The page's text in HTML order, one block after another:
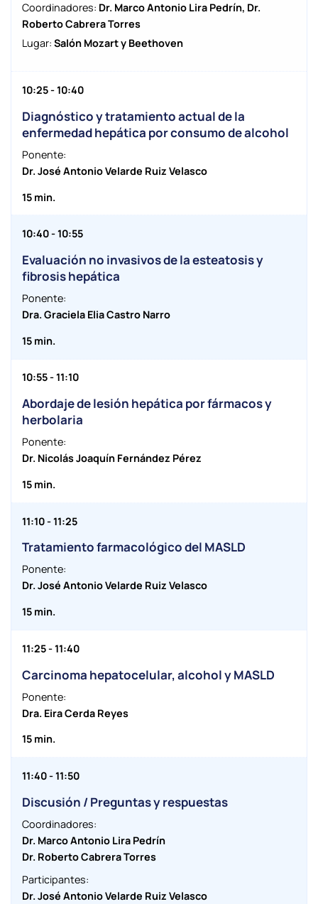
Coordinadores: Dr. Marco Antonio Lira Pedrín, Dr.
Roberto Cabrera Torres
Lugar: Salón Mozart y Beethoven
10:25 - 10:40
Diagnóstico y tratamiento actual de la
enfermedad hepática por consumo de alcohol
Ponente:
Dr. José Antonio Velarde Ruiz Velasco
15 min.
10:40 - 10:55
Evaluación no invasivos de la esteatosis y
fibrosis hepática
Ponente:
Dra. Graciela Elia Castro Narro
15 min.
10:55 - 11:10
Abordaje de lesión hepática por fármacos y
herbolaria
Ponente:
Dr. Nicolás Joaquín Fernández Pérez
15 min.
11:10 - 11:25
Tratamiento farmacológico del MASLD
Ponente:
Dr. José Antonio Velarde Ruiz Velasco
15 min.
11:25 - 11:40
Carcinoma hepatocelular, alcohol y MASLD
Ponente:
Dra. Eira Cerda Reyes
15 min.
11:40 - 11:50
Discusión / Preguntas y respuestas
Coordinadores:
Dr. Marco Antonio Lira Pedrín
Dr. Roberto Cabrera Torres
Participantes:
Dr. José Antonio Velarde Ruiz Velasco